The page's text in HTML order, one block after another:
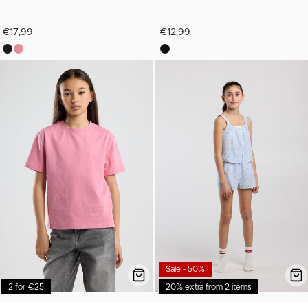
€17,99 €12,99
2 for €25 20% extra from 2 items
Sale - 50%